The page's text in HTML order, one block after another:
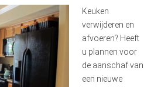
Keuken
verwijderen en
afvoeren? Heeft
u plannen voor
de aanschaf van
een nieuwe